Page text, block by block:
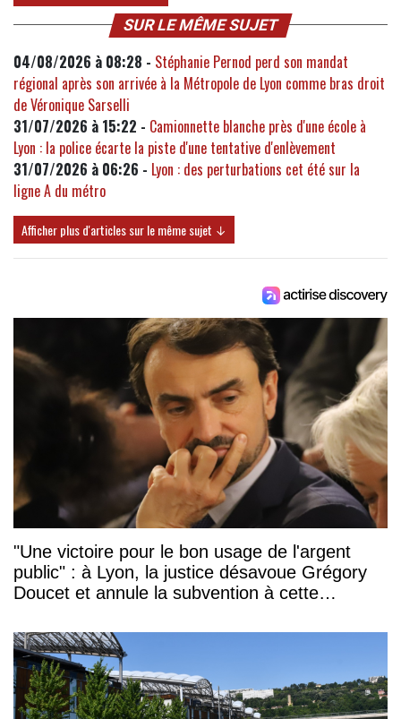
SUR LE MÊME SUJET
04/08/2026 à 08:28 - Stéphanie Pernod perd son mandat
régional après son arrivée à la Métropole de Lyon comme bras droit
de Véronique Sarselli
31/07/2026 à 15:22 - Camionnette blanche près d'une école à
Lyon : la police écarte la piste d'une tentative d'enlèvement
31/07/2026 à 06:26 - Lyon : des perturbations cet été sur la
ligne A du métro
Afficher plus d'articles sur le même sujet ↓
"Une victoire pour le bon usage de l'argent
public" : à Lyon, la justice désavoue Grégory
Doucet et annule la subvention à cette